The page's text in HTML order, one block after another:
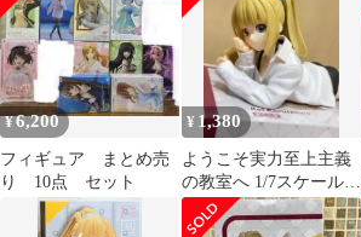
¥6,200
フィギュア まとめ売
り 10点 セット
¥ 1,380
ようこそ実力至上主義
の教室へ 1/7スケールフ
ィギュア 軽井沢恵